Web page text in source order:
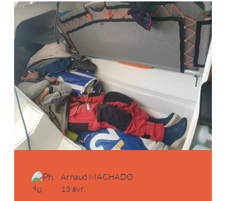
de l’océan Atlantique, les deux
navigateurs réalisent une belle
performance en se maintenant autour de
la 16ᵉ place du classement. Une position
encourageante com
Arnaud MACHADO
13 avr.